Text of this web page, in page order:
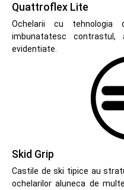
Quattroflex Lite
Ochelarii cu
imbunatatesc
evidentiate.
Skid Grip
Castile de ski tipice au
ochelarilor aluneca de